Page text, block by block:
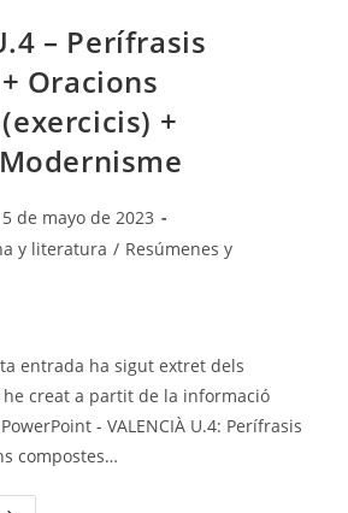
– Perífrasis
Oracions
+
de mayo de 2023
y literatura / Resúmenes y
entrada ha sigut extret dels
creat a partit de la informació
- VALENCIÀ U.4: Perífrasis
compostes…